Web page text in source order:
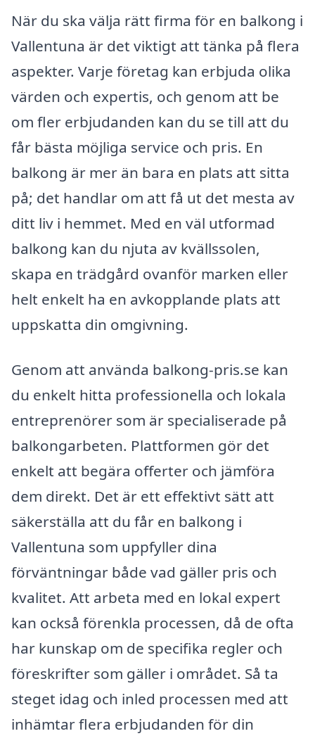
När du ska välja rätt firma för en balkong i
Vallentuna är det viktigt att tänka på flera
aspekter. Varje företag kan erbjuda olika
värden och expertis, och genom att be
om fler erbjudanden kan du se till att du
får bästa möjliga service och pris. En
balkong är mer än bara en plats att sitta
på; det handlar om att få ut det mesta av
ditt liv i hemmet. Med en väl utformad
balkong kan du njuta av kvällssolen,
skapa en trädgård ovanför marken eller
helt enkelt ha en avkopplande plats att
uppskatta din omgivning.
Genom att använda balkong-pris.se kan
du enkelt hitta professionella och lokala
entreprenörer som är specialiserade på
balkongarbeten. Plattformen gör det
enkelt att begära offerter och jämföra
dem direkt. Det är ett effektivt sätt att
säkerställa att du får en balkong i
Vallentuna som uppfyller dina
förväntningar både vad gäller pris och
kvalitet. Att arbeta med en lokal expert
kan också förenkla processen, då de ofta
har kunskap om de specifika regler och
föreskrifter som gäller i området. Så ta
steget idag och inled processen med att
inhämtar flera erbjudanden för din